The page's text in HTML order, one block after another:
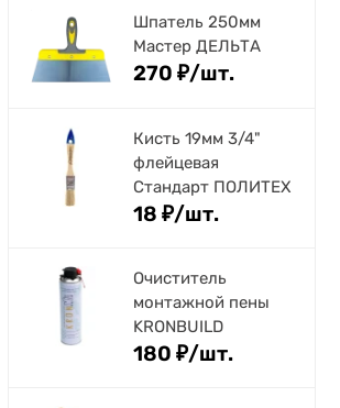
Шпатель 250мм
Мастер ДЕЛЬТА
270 ₽/шт.
Кисть 19мм 3/4"
флейцевая
Стандарт ПОЛИТЕХ
18 ₽/шт.
Очиститель
монтажной пены
KRONBUILD
180 ₽/шт.